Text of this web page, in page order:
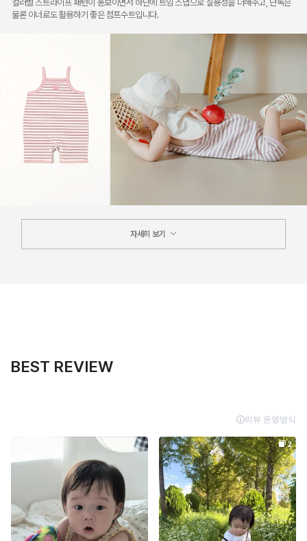
컬러별 스트라이프 패턴이 돋보이면서 하단에 트임 스냅으로 실용성을 더해주고, 단독은
물론 이너로도 활용하기 좋은 점프수트입니다.
자세히 보기
BEST REVIEW